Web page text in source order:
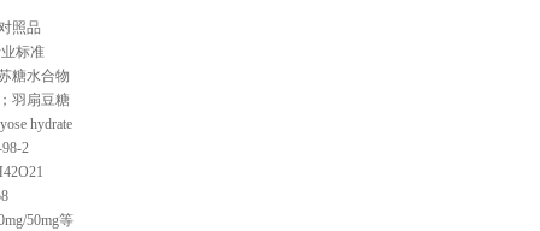
照品
标准
糖水合物
羽扇豆糖
hydrate
2
50mg等